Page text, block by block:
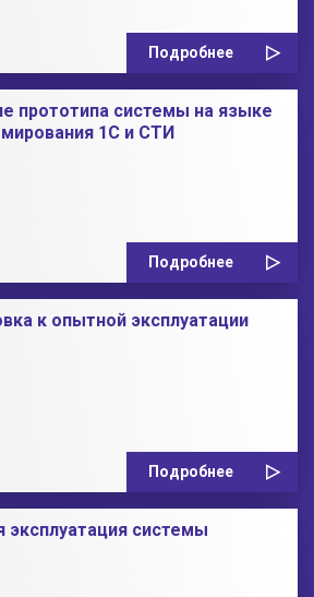
Подробнее
прототипа системы на языке
1С и СТИ
Подробнее
к опытной эксплуатации
Подробнее
эксплуатация системы